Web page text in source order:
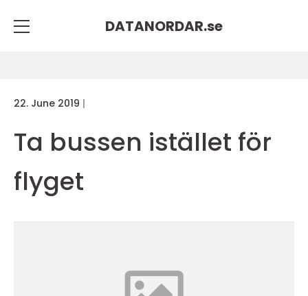
DATANORDAR.se
22. June 2019
Ta bussen istället för
flyget